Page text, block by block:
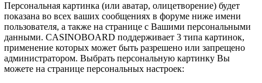
Персональная картинка (или аватар, олицетворение) будет
показана во всех ваших сообщениях в форуме ниже имени
пользователя, а также на странице с Вашими персональными
данными. CASINOBOARD поддерживает 3 типа картинок,
применение которых может быть разрешено или запрещено
администратором. Выбрать персональную картинку Вы
можете на странице персональных настроек: